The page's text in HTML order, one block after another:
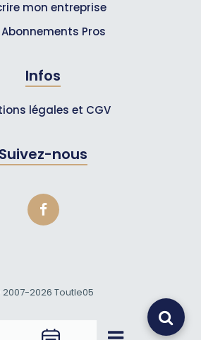
mon entreprise
Abonnements Pros
Infos
légales et CGV
Suivez-nous
2026 Toutle05